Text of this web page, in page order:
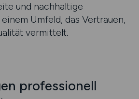
und nachhaltige
Umfeld, das Vertrauen,
vermittelt.
professionell